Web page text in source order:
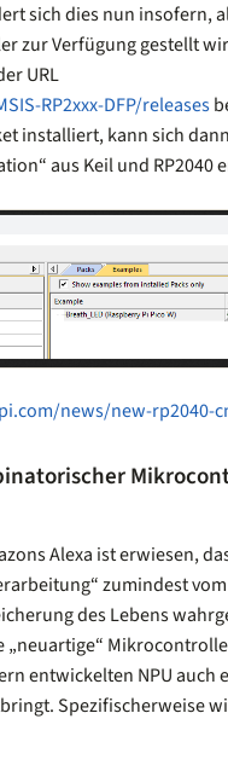
sich dies nun insofern,
zur Verfügung gestellt
URL
RP2xxx-DFP/releases
installiert, kann sich
aus Keil und RP2040
news/new-rp2040-
Alexa ist erwiesen,
zumindest
des Lebens
„neuartige“
entwickelten NPU auch
Spezifischerweise